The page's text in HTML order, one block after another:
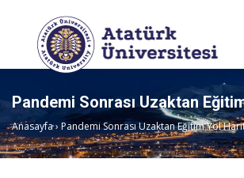
Pandemi Sonrası Uzaktan
Anasayfa› Pandemi Sonrası Uzaktan Eğitim Yol